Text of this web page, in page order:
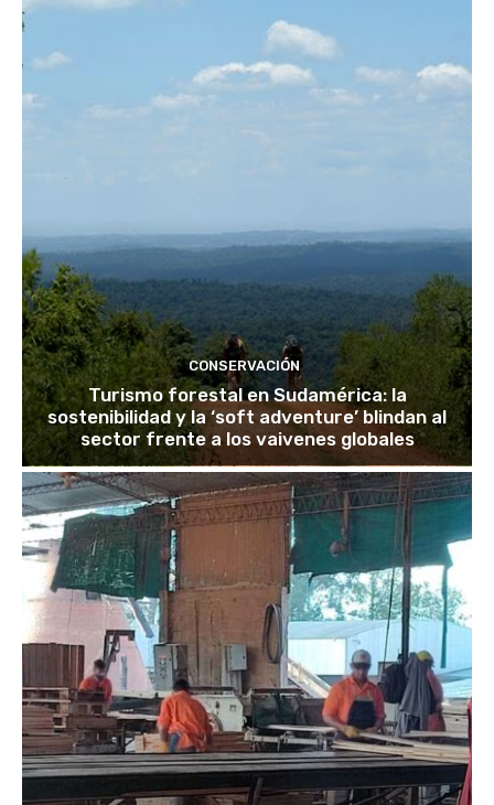
CONSERVACIÓN
Turismo forestal en Sudamérica: la
sostenibilidad y la ‘soft adventure’ blindan al
sector frente a los vaivenes globales